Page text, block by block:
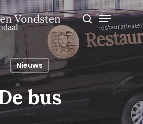
search
Menu
Nieuws
bus